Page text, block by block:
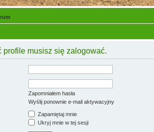
profile musisz się zalogować.
Zapomniałem hasła
Wyślij ponownie e-mail aktywacyjny
Zapamiętaj mnie
Ukryj mnie w tej sesji